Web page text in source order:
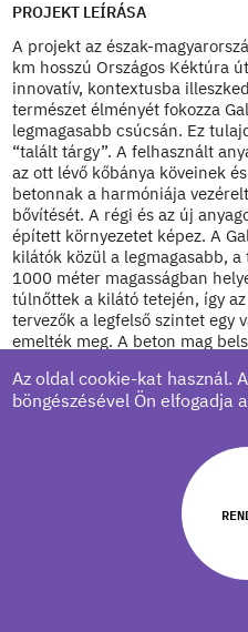
PROJEKT LEÍRÁSA
A projekt az észak-
km hosszú Országos Kéktúra
innovatív, kontextusba
természet élményét fokozza
legmagasabb csúcsán. Ez
“talált tárgy”. A felhasznált
az ott lévő kőbánya köveinek
betonnak a harmóniája
bővítését. A régi és az új
épített környezetet képez. A
kilátók közül a legmagasabb,
1000 méter magasságban
túlnőttek a kilátó tetején, így
tervezők a legfelső szintet egy
emelték meg. A beton mag
megoldás különleges
várják, hogy
szerepet kapott. A belső mag
körülvevő acél lépcsőzetet
acélháló öleli körbe a külső sík
NartArchitects “XXS
Az oldal cookie-kat használ.
böngészésével Ön elfogadja